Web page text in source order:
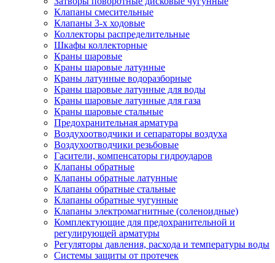
Клапаны смесительные
Клапаны 3-х ходовые
Коллекторы распределительные
Шкафы коллекторные
Краны шаровые
Краны шаровые латунные
Краны латунные водоразборные
Краны шаровые латунные для воды
Краны шаровые латунные для газа
Краны шаровые стальные
Предохранительная арматура
Воздухоотводчики и сепараторы воздуха
Воздухоотводчики резьбовые
Гасители, компенсаторы гидроударов
Клапаны обратные
Клапаны обратные латунные
Клапаны обратные стальные
Клапаны обратные чугунные
Клапаны электромагнитные (соленоидные)
Комплектующие для предохранительной и
регулирующей арматуры
Регуляторы давления, расхода и температуры воды
Системы защиты от протечек